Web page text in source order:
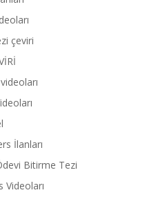
çeviri
İlanları
Bitirme Tezi